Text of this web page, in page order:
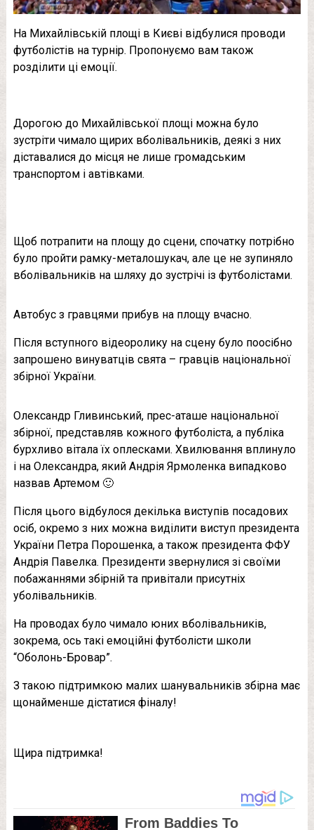
На Михайлівській площі в Києві відбулися проводи
футболістів на турнір. Пропонуємо вам також
розділити ці емоції.
Дорогою до Михайлівської площі можна було
зустріти чимало щирих вболівальників, деякі з них
діставалися до місця не лише громадським
транспортом і автівками.
Щоб потрапити на площу до сцени, спочатку потрібно
було пройти рамку-металошукач, але це не зупиняло
вболівальників на шляху до зустрічі із футболістами.
Автобус з гравцями прибув на площу вчасно.
Після вступного відеоролику на сцену було поосібно
запрошено винуватців свята – гравців національної
збірної України.
Олександр Гливинський, прес-аташе національної
збірної, представляв кожного футболіста, а публіка
бурхливо вітала їх оплесками. Хвилювання вплинуло
і на Олександра, який Андрія Ярмоленка випадково
назвав Артемом 🙂
Після цього відбулося декілька виступів посадових
осіб, окремо з них можна виділити виступ президента
України Петра Порошенка, а також президента ФФУ
Андрія Павелка. Президенти звернулися зі своїми
побажаннями збірній та привітали присутніх
уболівальників.
На проводах було чимало юних вболівальників,
зокрема, ось такі емоційні футболісти школи
“Оболонь-Бровар”.
З такою підтримкою малих шанувальників збірна має
щонайменше дістатися фіналу!
Щира підтримка!